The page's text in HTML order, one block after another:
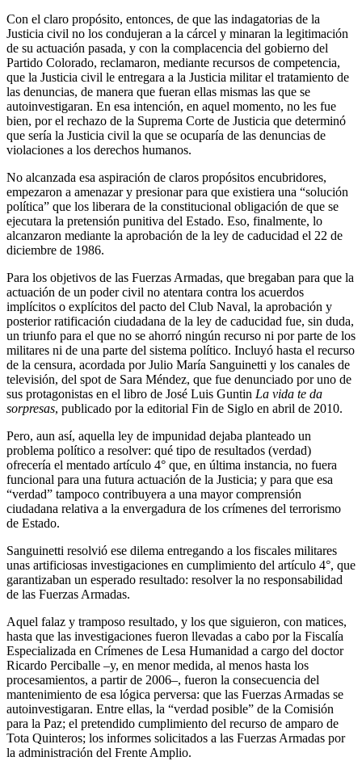
Con el claro propósito, entonces, de que las indagatorias de la
Justicia civil no los condujeran a la cárcel y minaran la legitimación
de su actuación pasada, y con la complacencia del gobierno del
Partido Colorado, reclamaron, mediante recursos de competencia,
que la Justicia civil le entregara a la Justicia militar el tratamiento de
las denuncias, de manera que fueran ellas mismas las que se
autoinvestigaran. En esa intención, en aquel momento, no les fue
bien, por el rechazo de la Suprema Corte de Justicia que determinó
que sería la Justicia civil la que se ocuparía de las denuncias de
violaciones a los derechos humanos.
No alcanzada esa aspiración de claros propósitos encubridores,
empezaron a amenazar y presionar para que existiera una “solución
política” que los liberara de la constitucional obligación de que se
ejecutara la pretensión punitiva del Estado. Eso, finalmente, lo
alcanzaron mediante la aprobación de la ley de caducidad el 22 de
diciembre de 1986.
Para los objetivos de las Fuerzas Armadas, que bregaban para que la
actuación de un poder civil no atentara contra los acuerdos
implícitos o explícitos del pacto del Club Naval, la aprobación y
posterior ratificación ciudadana de la ley de caducidad fue, sin duda,
un triunfo para el que no se ahorró ningún recurso ni por parte de los
militares ni de una parte del sistema político. Incluyó hasta el recurso
de la censura, acordada por Julio María Sanguinetti y los canales de
televisión, del spot de Sara Méndez, que fue denunciado por uno de
sus protagonistas en el libro de José Luis Guntin La vida te da
sorpresas, publicado por la editorial Fin de Siglo en abril de 2010.
Pero, aun así, aquella ley de impunidad dejaba planteado un
problema político a resolver: qué tipo de resultados (verdad)
ofrecería el mentado artículo 4° que, en última instancia, no fuera
funcional para una futura actuación de la Justicia; y para que esa
“verdad” tampoco contribuyera a una mayor comprensión
ciudadana relativa a la envergadura de los crímenes del terrorismo
de Estado.
Sanguinetti resolvió ese dilema entregando a los fiscales militares
unas artificiosas investigaciones en cumplimiento del artículo 4°, que
garantizaban un esperado resultado: resolver la no responsabilidad
de las Fuerzas Armadas.
Aquel falaz y tramposo resultado, y los que siguieron, con matices,
hasta que las investigaciones fueron llevadas a cabo por la Fiscalía
Especializada en Crímenes de Lesa Humanidad a cargo del doctor
Ricardo Perciballe –y, en menor medida, al menos hasta los
procesamientos, a partir de 2006–, fueron la consecuencia del
mantenimiento de esa lógica perversa: que las Fuerzas Armadas se
autoinvestigaran. Entre ellas, la “verdad posible” de la Comisión
para la Paz; el pretendido cumplimiento del recurso de amparo de
Tota Quinteros; los informes solicitados a las Fuerzas Armadas por
la administración del Frente Amplio.